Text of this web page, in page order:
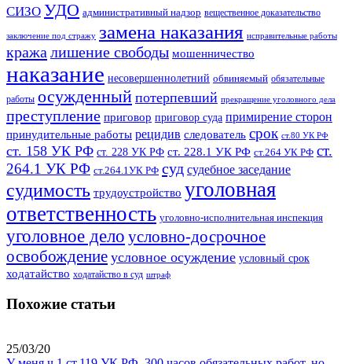
СИЗО УДО административный надзор вещественное доказательство
заключение под стражу замена наказания исправительные работы
кража лишение свободы мошенничество
наказание несовершеннолетний обвиняемый обязательные
работы осужденный потерпевший прекращение уголовного дела
преступление приговор приговор суда примирение сторон
принудительные работы рецидив следователь срок ст.80 УК РФ
ст. 158 УК РФ ст. 228 УК РФ ст. 228.1 УК РФ ст.264 УК РФ ст.
264.1 УК РФ ст.264.1УК РФ суд судебное заседание
судимость трудоустройство уголовная
ответственность уголовно-исполнительная инспекция
уголовное дело условно-досрочное
освобождение условное осуждение условный срок
ходатайство ходатайство в суд штраф
Похожие статьи
25/03/20